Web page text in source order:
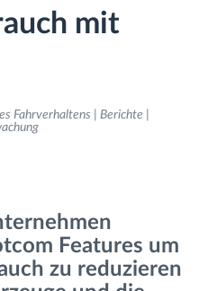
mit
Fahrverhaltens | Berichte |
Features um
zu reduzieren